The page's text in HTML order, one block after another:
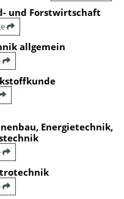
und Forstwirtschaft
allgemein
Energietechnik,